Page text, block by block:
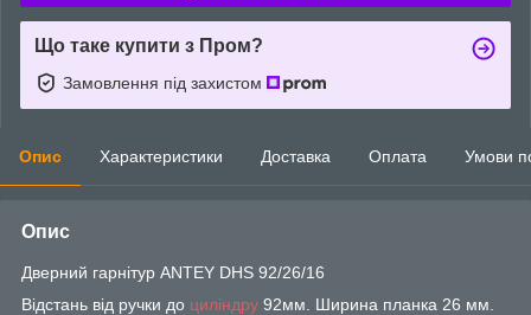
Що таке купити з Пром?
Замовлення під захистом
Опис Характеристики Доставка Оплата Умови
Опис
Дверний гарнітур ANTEY DHS 92/26/16
Відстань від ручки до циліндру 92мм. Ширина планка 26 мм.